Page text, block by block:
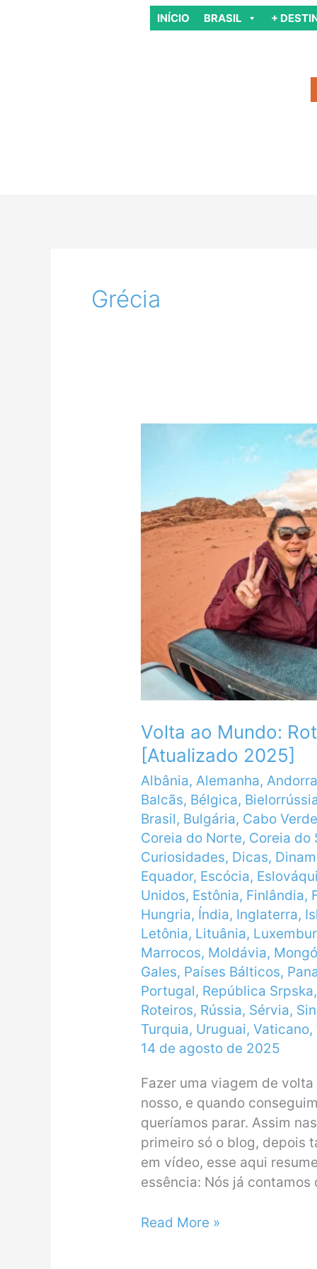
INÍCIO BRASIL +
Grécia
Volta ao Mundo:
[Atualizado 2025]
Albânia, Alemanha, Andorra
Balcãs, Bélgica,
Brasil, Bulgária, Cabo Verde
Coreia do Norte, Coreia do
Curiosidades, Dicas,
Equador, Escócia,
Unidos, Estônia, Finlândia,
Hungria, Índia, Inglaterra,
Letônia, Lituânia,
Marrocos, Moldávia,
Gales, Países Bálticos,
Portugal, República Srpska,
Roteiros, Rússia, Sérvia,
Turquia, Uruguai, Vaticano,
14 de agosto de 2025
Fazer uma viagem de
nosso, e quando
queríamos parar. Assim
primeiro só o blog, depois
em vídeo, esse aqui
essência: Nós já
Volta
Read More »